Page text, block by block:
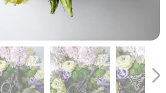
(vlevo) a s fialovým nádechem vpravo